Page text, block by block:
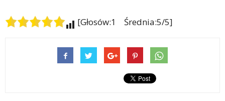
[Głosów:1 Średnia:5/5]